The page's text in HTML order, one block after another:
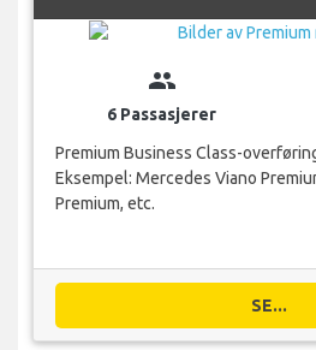
group
6 Passasjerer
Premium Business Class-
Eksempel: Mercedes Viano
Premium, etc.
SE...